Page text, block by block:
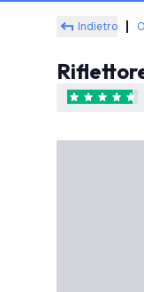
Indietro
4.6 stelle di